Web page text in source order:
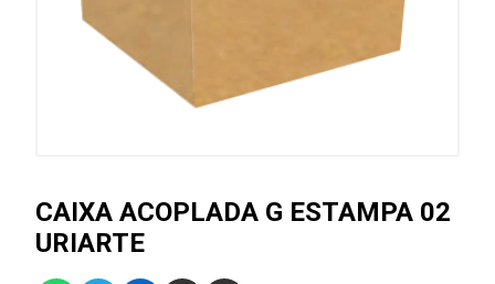
CAIXA ACOPLADA G ESTAMPA 02
URIARTE